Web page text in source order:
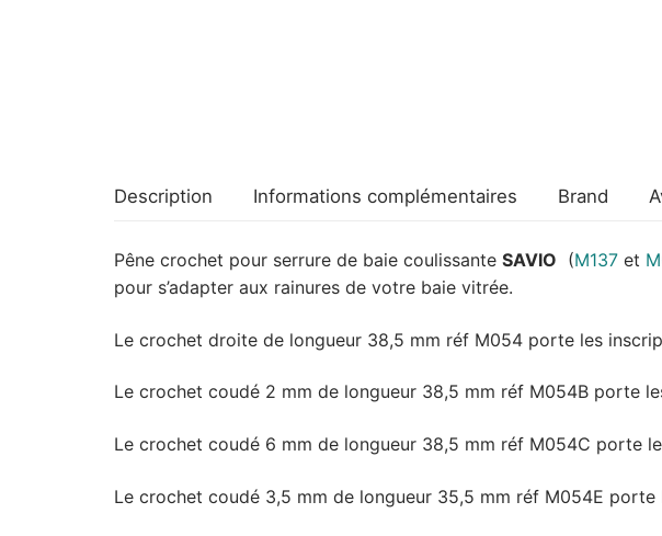
Description Informations complémentaires Brand
Pêne crochet pour serrure de baie coulissante SAVIO (M137 et
pour s’adapter aux rainures de votre baie vitrée.
Le crochet droite de longueur 38,5 mm réf M054 porte les
Le crochet coudé 2 mm de longueur 38,5 mm réf M054B porte
Le crochet coudé 6 mm de longueur 38,5 mm réf M054C porte
Le crochet coudé 3,5 mm de longueur 35,5 mm réf M054E